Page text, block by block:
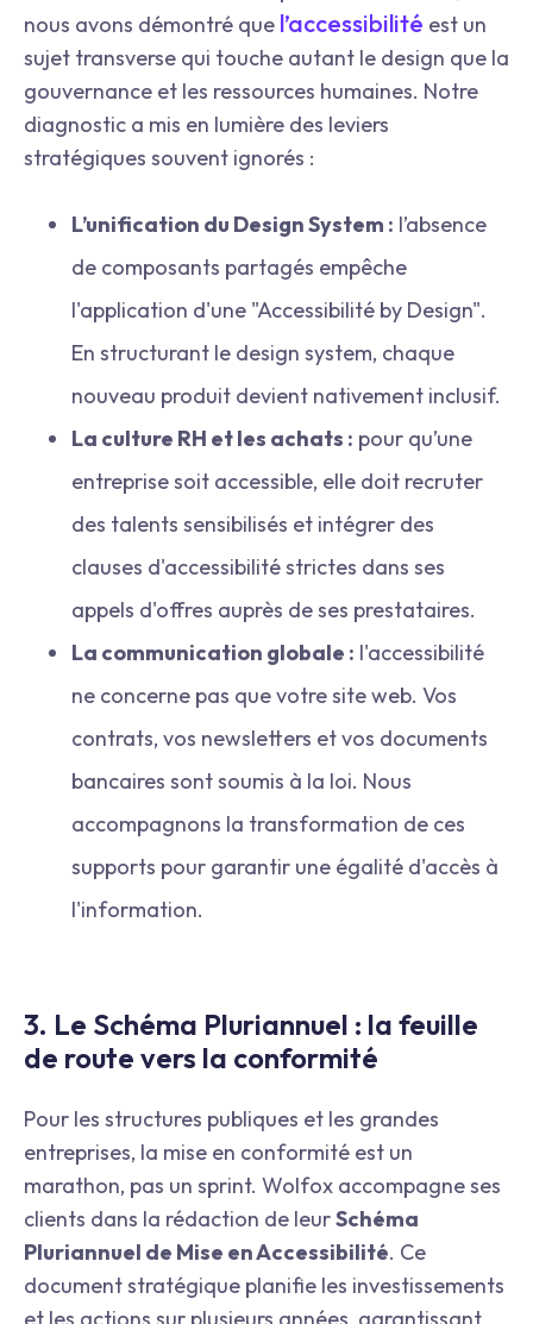
nous avons démontré que l’accessibilité est un
sujet transverse qui touche autant le design que la
gouvernance et les ressources humaines. Notre
diagnostic a mis en lumière des leviers
stratégiques souvent ignorés :
L’unification du Design System : l’absence
de composants partagés empêche
l'application d'une "Accessibilité by Design".
En structurant le design system, chaque
nouveau produit devient nativement inclusif.
La culture RH et les achats : pour qu’une
entreprise soit accessible, elle doit recruter
des talents sensibilisés et intégrer des
clauses d'accessibilité strictes dans ses
appels d'offres auprès de ses prestataires.
La communication globale : l'accessibilité
ne concerne pas que votre site web. Vos
contrats, vos newsletters et vos documents
bancaires sont soumis à la loi. Nous
accompagnons la transformation de ces
supports pour garantir une égalité d'accès à
l'information.
3. Le Schéma Pluriannuel : la feuille
de route vers la conformité
Pour les structures publiques et les grandes
entreprises, la mise en conformité est un
marathon, pas un sprint. Wolfox accompagne ses
clients dans la rédaction de leurSchéma
Pluriannuel de Mise en Accessibilité. Ce
document stratégique planifie les investissements